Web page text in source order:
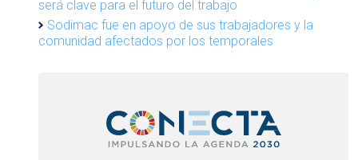
será clave para el futuro del trabajo
Sodimac fue en apoyo de sus trabajadores y la
comunidad afectados por los temporales